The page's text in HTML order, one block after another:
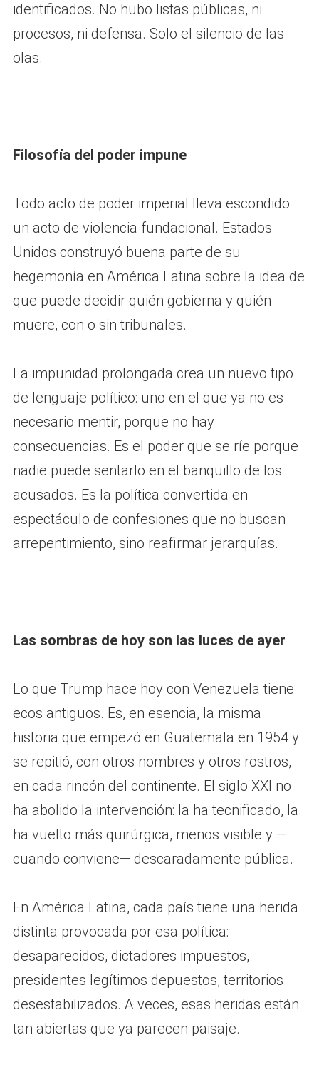
identificados. No hubo listas públicas, ni
procesos, ni defensa. Solo el silencio de las
olas.
Filosofía del poder impune
Todo acto de poder imperial lleva escondido
un acto de violencia fundacional. Estados
Unidos construyó buena parte de su
hegemonía en América Latina sobre la idea de
que puede decidir quién gobierna y quién
muere, con o sin tribunales.
La impunidad prolongada crea un nuevo tipo
de lenguaje político: uno en el que ya no es
necesario mentir, porque no hay
consecuencias. Es el poder que se ríe porque
nadie puede sentarlo en el banquillo de los
acusados. Es la política convertida en
espectáculo de confesiones que no buscan
arrepentimiento, sino reafirmar jerarquías.
Las sombras de hoy son las luces de ayer
Lo que Trump hace hoy con Venezuela tiene
ecos antiguos. Es, en esencia, la misma
historia que empezó en Guatemala en 1954 y
se repitió, con otros nombres y otros rostros,
en cada rincón del continente. El siglo XXI no
ha abolido la intervención: la ha tecnificado, la
ha vuelto más quirúrgica, menos visible y —
cuando conviene— descaradamente pública.
En América Latina, cada país tiene una herida
distinta provocada por esa política:
desaparecidos, dictadores impuestos,
presidentes legítimos depuestos, territorios
desestabilizados. A veces, esas heridas están
tan abiertas que ya parecen paisaje.